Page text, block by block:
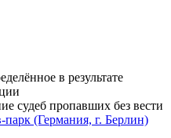
в результате
судеб пропавших без вести
парк (Германия, г. Берлин)